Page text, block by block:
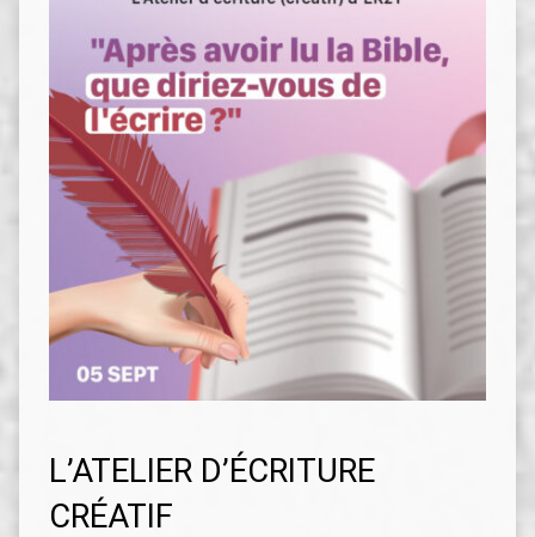
L’ATELIER D’ÉCRITURE
CRÉATIF